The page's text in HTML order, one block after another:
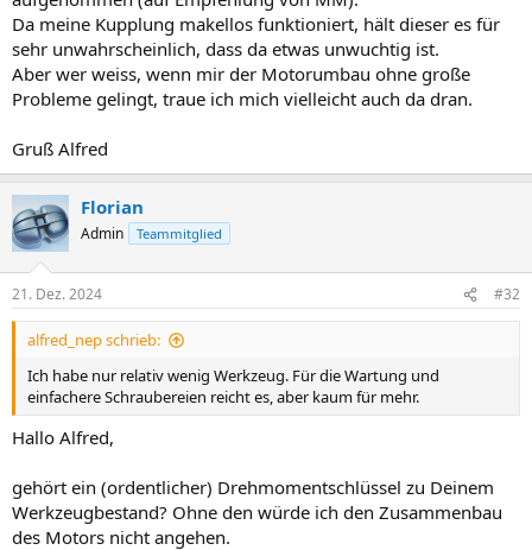
Da meine Kupplung makellos funktioniert, hält dieser es für
sehr unwahrscheinlich, dass da etwas unwuchtig ist.
Aber wer weiss, wenn mir der Motorumbau ohne große
Probleme gelingt, traue ich mich vielleicht auch da dran.
Gruß Alfred
Florian
Admin Teammitglied
21. Dez. 2024 #32
alfred_nep schrieb:
Ich habe nur relativ wenig Werkzeug. Für die Wartung und
einfachere Schraubereien reicht es, aber kaum für mehr.
Hallo Alfred,
gehört ein (ordentlicher) Drehmomentschlüssel zu Deinem
Werkzeugbestand? Ohne den würde ich den Zusammenbau
des Motors nicht angehen.